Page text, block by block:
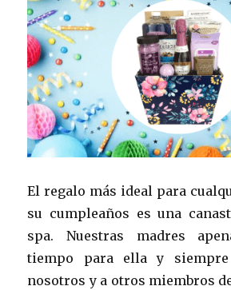
El regalo más ideal para
su cumpleaños es una
spa. Nuestras madres
tiempo para ella y
nosotros y a otros miembros